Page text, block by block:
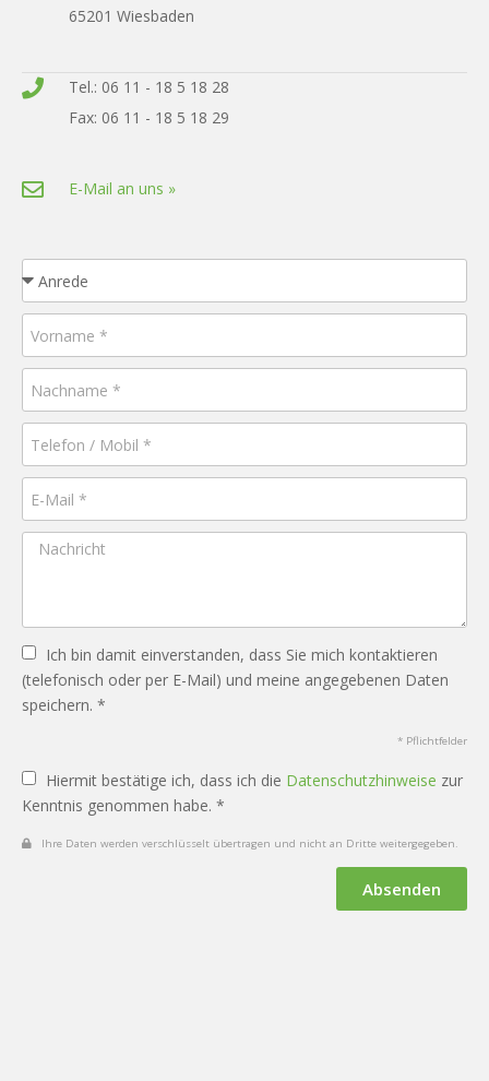
65201 Wiesbaden
Tel.: 06 11 - 18 5 18 28
Fax: 06 11 - 18 5 18 29
E-Mail an uns »
Ich bin damit einverstanden, dass Sie mich kontaktieren
(telefonisch oder per E-Mail) und meine angegebenen Daten
speichern. *
* Pflichtfelder
Hiermit bestätige ich, dass ich die Datenschutzhinweise zur
Kenntnis genommen habe. *
Ihre Daten werden verschlüsselt übertragen und nicht an Dritte weitergegeben.
Absenden